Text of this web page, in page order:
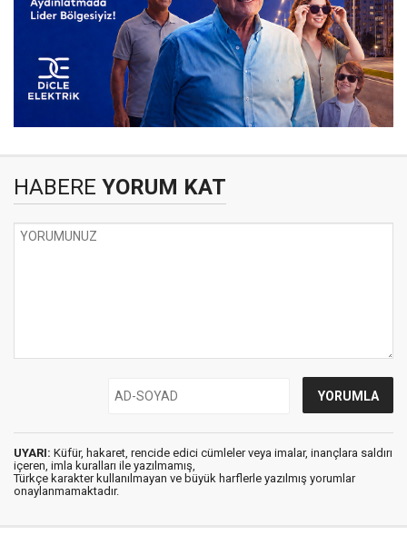
HABERE YORUM KAT
UYARI: Küfür, hakaret, rencide edici cümleler veya imalar, inançlara saldırı
içeren, imla kuralları ile yazılmamış,
Türkçe karakter kullanılmayan ve büyük harflerle yazılmış yorumlar
onaylanmamaktadır.